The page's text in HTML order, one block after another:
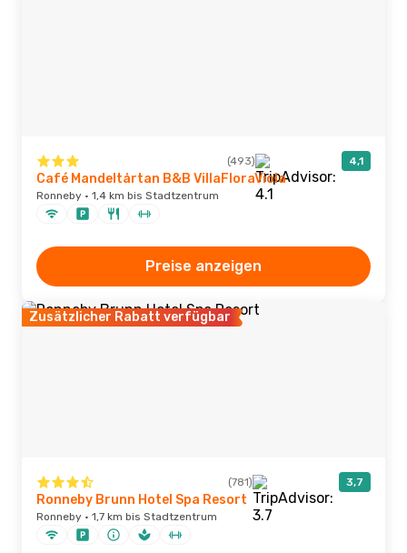
(493) 4,1
Café Mandeltårtan B&B VillaFloraViola
Ronneby · 1,4 km bis Stadtzentrum
Preise anzeigen
Zusätzlicher Rabatt verfügbar
(781) 3,7
Ronneby Brunn Hotel Spa Resort
Ronneby · 1,7 km bis Stadtzentrum